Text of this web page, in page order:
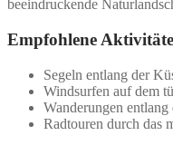
beeindruckende
Empfohlene
Segeln entlang der
Windsurfen auf dem
Wanderungen
Radtouren durch das